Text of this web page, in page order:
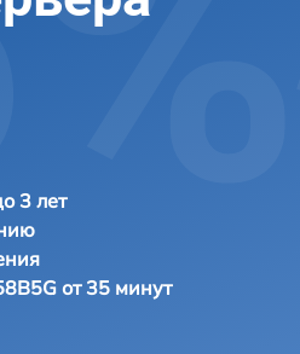
3 лет
от 35 минут